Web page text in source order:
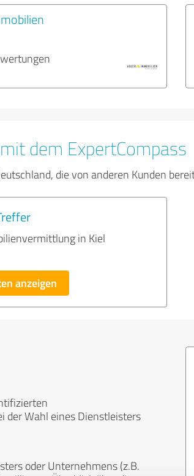
dem ExpertCompass
die von anderen Kunden
in Kiel
anzeigen
der Wahl eines Dienstleisters
oder Unternehmens (z.B.